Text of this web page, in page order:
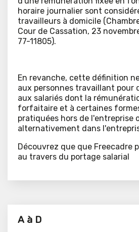
horaire journalier sont
travailleurs à domicile
Cour de Cassation, 23
77-11805).
En revanche, cette définition
aux personnes travaillant pour
aux salariés dont la
forfaitaire et à certaines
pratiquées hors de l'entreprise
alternativement dans
Découvrez que que Freecadre
au travers du portage salarial
A à D